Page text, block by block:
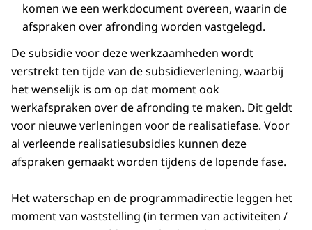
komen we een werkdocument overeen, waarin de
afspraken over afronding worden vastgelegd.
De subsidie voor deze werkzaamheden wordt
verstrekt ten tijde van de subsidieverlening, waarbij
het wenselijk is om op dat moment ook
werkafspraken over de afronding te maken. Dit geldt
voor nieuwe verleningen voor de realisatiefase. Voor
al verleende realisatiesubsidies kunnen deze
afspraken gemaakt worden tijdens de lopende fase.
Het waterschap en de programmadirectie leggen het
moment van vaststelling (in termen van activiteiten /